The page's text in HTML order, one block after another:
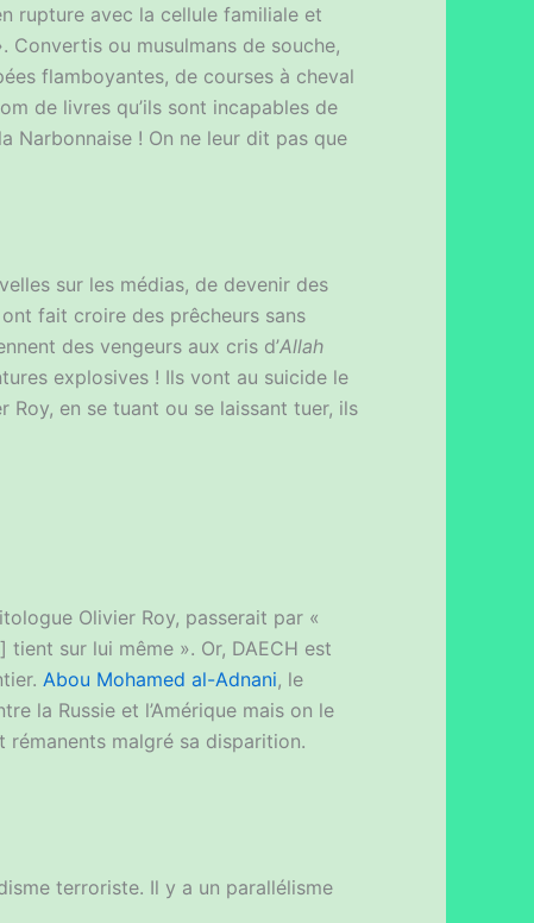
rupture avec la cellule familiale et
Convertis ou musulmans de souche,
flamboyantes, de courses à cheval
de livres qu’ils sont incapables de
Narbonnaise ! On ne leur dit pas que
sur les médias, de devenir des
fait croire des prêcheurs sans
des vengeurs aux cris d’Allah
explosives ! Ils vont au suicide le
Roy, en se tuant ou se laissant tuer, ils
Olivier Roy, passerait par «
sur lui même ». Or, DAECH est
Abou Mohamed al-Adnani, le
la Russie et l’Amérique mais on le
rémanents malgré sa disparition.
terroriste. Il y a un parallélisme